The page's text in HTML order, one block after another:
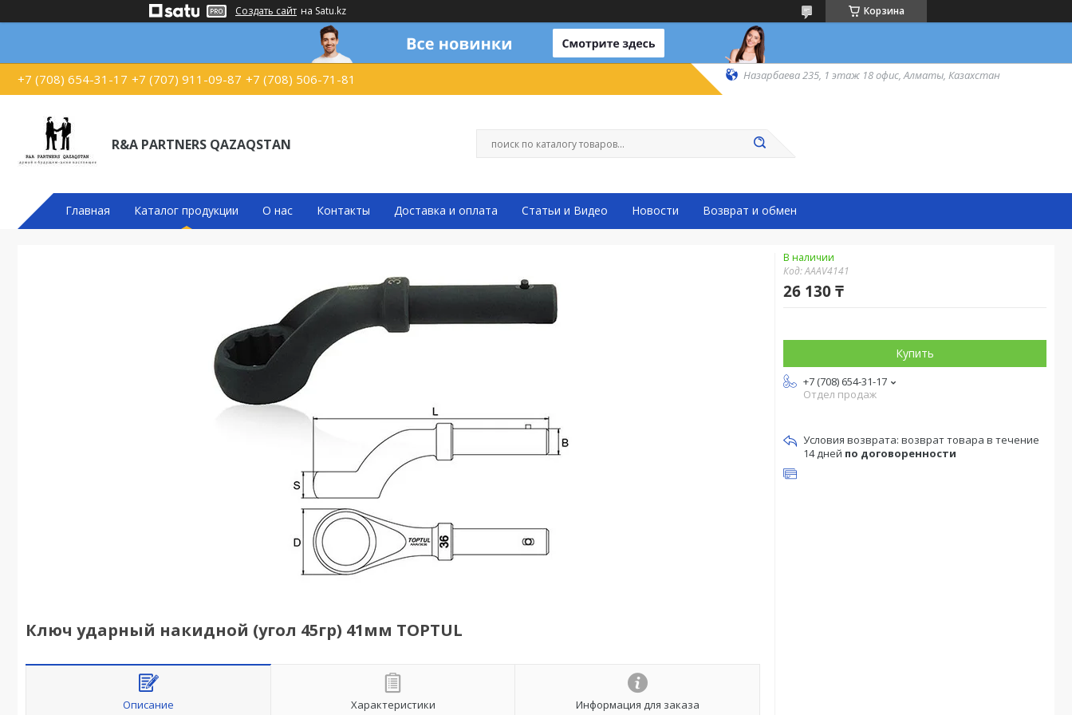
Создать сайт на Satu.kz Корзина
+7 (708) 654-31-17 +7 (707) 911-09-87 +7 (708) 506-71-81 Назарбаева 235, 1 этаж 18 офис, Алматы, Казахстан
R&A PARTNERS QAZAQSTAN
Главная Каталог продукции О нас Контакты Доставка и оплата Статьи и Видео Новости Возврат и обмен
Ключ ударный накидной (угол 45гр) 41мм TOPTUL
Описание Характеристики Информация для заказа
В наличии
Код:AAAV4141
26 130 ₸
Купить
+7 (708) 654-31-17
Отдел продаж
возврат товара в течение
14 дней по договоренности